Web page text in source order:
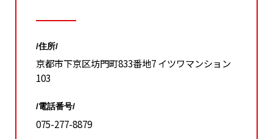
/住所/
京都市下京区坊門町833番地7 イツワマンション
103
/電話番号/
075-277-8879